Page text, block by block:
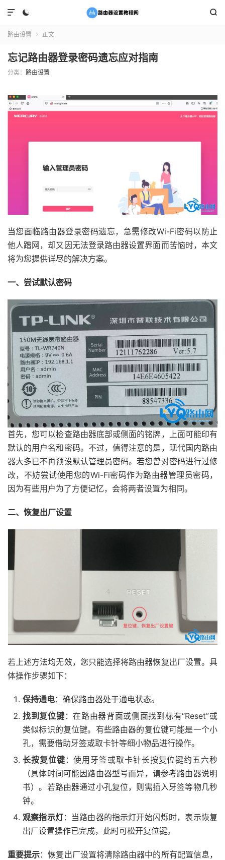
 

路由设置  正文
忘记路由器登录密码遗忘应对指南
分类： 路由设置
当您面临路由器登录密码遗忘，急需修改Wi-Fi密码以防止
他人蹭网，却又因无法登录路由器设置界面而苦恼时，本文
将为您提供详尽的解决方案。
一、尝试默认密码
首先，您可以检查路由器底部或侧面的铭牌，上面可能印有
默认的用户名和密码。不过，值得注意的是，现代国内路由
器大多已不再预设默认管理员密码。若您曾对密码进行过修
改，不妨尝试使用您的Wi-Fi密码作为路由器管理员密码，
因为有些用户为了方便记忆，会将两者设置为相同。
二、恢复出厂设置
若上述方法均无效，您只能选择将路由器恢复出厂设置。具
体操作步骤如下：
保持通电：确保路由器处于通电状态。
找到复位键 ：在路由器背面或侧面找到标有“Reset”或
类似标识的复位键。有些路由器的复位键可能是一个小
孔，需要借助牙签或取卡针等细小物品进行操作。
长按复位键 ：使用牙签或取卡针长按复位键约五六秒
（具体时间可能因路由器型号而异，请参考路由器说明
书）。若路由器通过小孔复位，则需插入牙签等物几秒
钟。
观察指示灯：当路由器的指示灯开始闪烁时，表示恢复
出厂设置操作已完成，此时可松开复位键。
重要提示：恢复出厂设置将清除路由器中的所有配置信息，